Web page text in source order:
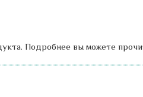
Подробнее вы можете